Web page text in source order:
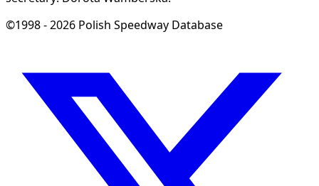
©1998 - 2026 Polish Speedway Database